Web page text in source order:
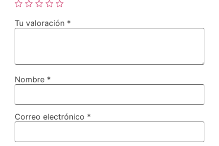
Tu valoración *
Nombre *
Correo electrónico *